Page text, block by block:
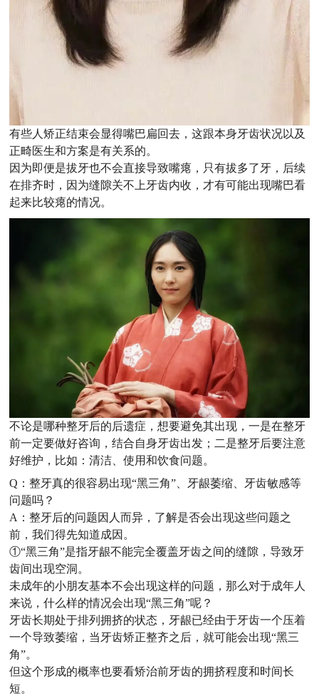
有些人矫正结束会显得嘴巴扁回去，这跟本身牙齿状况以及
正畸医生和方案是有关系的。
因为即便是拔牙也不会直接导致嘴瘪，只有拔多了牙，后续
在排齐时，因为缝隙关不上牙齿内收，才有可能出现嘴巴看
起来比较瘪的情况。
不论是哪种整牙后的后遗症，想要避免其出现，一是在整牙
前一定要做好咨询，结合自身牙齿出发；二是整牙后要注意
好维护，比如：清洁、使用和饮食问题。
Q：整牙真的很容易出现“黑三角”、牙龈萎缩、牙齿敏感等
问题吗？
A：整牙后的问题因人而异，了解是否会出现这些问题之
前，我们得先知道成因。
①“黑三角”是指牙龈不能完全覆盖牙齿之间的缝隙，导致牙
齿间出现空洞。
未成年的小朋友基本不会出现这样的问题，那么对于成年人
来说，什么样的情况会出现“黑三角”呢？
牙齿长期处于排列拥挤的状态，牙龈已经由于牙齿一个压着
一个导致萎缩，当牙齿矫正整齐之后，就可能会出现“黑三
角”。
但这个形成的概率也要看矫治前牙齿的拥挤程度和时间长
短。